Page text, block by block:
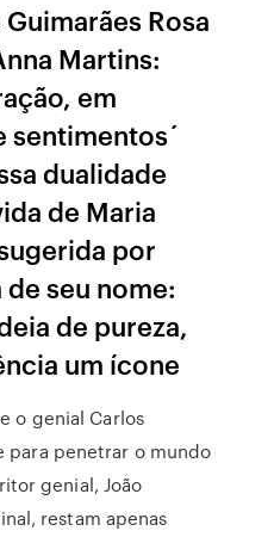
Rosa
Martins:
em
sentimentos´
dualidade
de Maria
por
seu nome:
de pureza,
um ícone
o genial Carlos
para penetrar o mundo
genial, João
restam apenas